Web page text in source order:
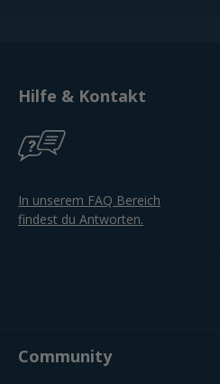
Hilfe & Kontakt
In unserem FAQ Bereich
findest du Antworten.
Community